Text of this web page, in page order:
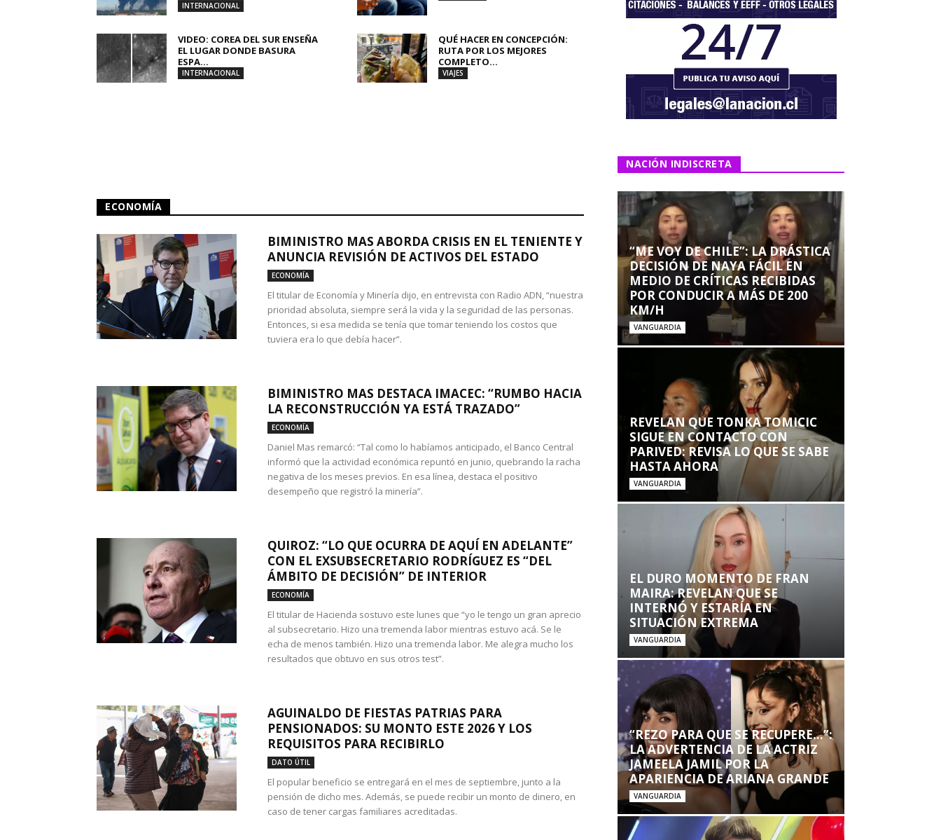
INTERNACIONAL
VIDEO: COREA DEL SUR ENSEÑA
EL LUGAR DONDE BASURA
ESPA...
INTERNACIONAL
QUÉ HACER EN CONCEPCIÓN:
RUTA POR LOS MEJORES
COMPLETO...
VIAJES
ECONOMÍA
BIMINISTRO MAS ABORDA CRISIS EN EL TENIENTE Y
ANUNCIA REVISIÓN DE ACTIVOS DEL ESTADO
ECONOMÍA
El titular de Economía y Minería dijo, en entrevista con Radio ADN, “nuestra
prioridad absoluta, siempre será la vida y la seguridad de las personas.
Entonces, si esa medida se tenía que tomar teniendo los costos que
tuviera era lo que debía hacer”.
BIMINISTRO MAS DESTACA IMACEC: “RUMBO HACIA
LA RECONSTRUCCIÓN YA ESTÁ TRAZADO”
ECONOMÍA
Daniel Mas remarcó: “Tal como lo habíamos anticipado, el Banco Central
informó que la actividad económica repuntó en junio, quebrando la racha
negativa de los meses previos. En esa línea, destaca el positivo
desempeño que registró la minería”.
QUIROZ: “LO QUE OCURRA DE AQUÍ EN ADELANTE”
CON EL EXSUBSECRETARIO RODRÍGUEZ ES “DEL
ÁMBITO DE DECISIÓN” DE INTERIOR
ECONOMÍA
El titular de Hacienda sostuvo este lunes que “yo le tengo un gran aprecio
al subsecretario. Hizo una tremenda labor mientras estuvo acá. Se le
echa de menos también. Hizo una tremenda labor. Me alegra mucho los
resultados que obtuvo en sus otros test”.
AGUINALDO DE FIESTAS PATRIAS PARA
PENSIONADOS: SU MONTO ESTE 2026 Y LOS
REQUISITOS PARA RECIBIRLO
DATO ÚTIL
El popular beneficio se entregará en el mes de septiembre, junto a la
pensión de dicho mes. Además, se puede recibir un monto de dinero, en
caso de tener cargas familiares acreditadas.
NACIÓN INDISCRETA
“ME VOY DE CHILE”: LA DRÁSTICA
DECISIÓN DE NAYA FÁCIL EN
MEDIO DE CRÍTICAS RECIBIDAS
POR CONDUCIR A MÁS DE 200
KM/H
VANGUARDIA
REVELAN QUE TONKA TOMICIC
SIGUE EN CONTACTO CON
PARIVED: REVISA LO QUE SE SABE
HASTA AHORA
VANGUARDIA
EL DURO MOMENTO DE FRAN
MAIRA: REVELAN QUE SE
INTERNÓ Y ESTARÍA EN
SITUACIÓN EXTREMA
VANGUARDIA
“REZO PARA QUE SE RECUPERE…”:
LA ADVERTENCIA DE LA ACTRIZ
JAMEELA JAMIL POR LA
APARIENCIA DE ARIANA GRANDE
VANGUARDIA